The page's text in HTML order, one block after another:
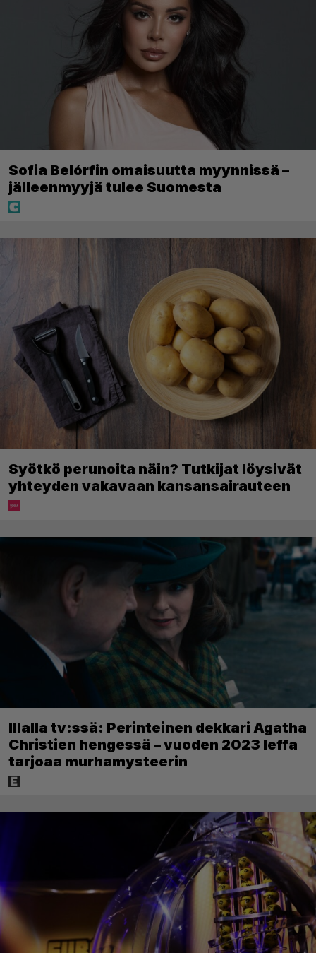
Sofia Belórfin omaisuutta myynnissä –
jälleenmyyjä tulee Suomesta
Syötkö perunoita näin? Tutkijat löysivät
yhteyden vakavaan kansansairauteen
Illalla tv:ssä: Perinteinen dekkari Agatha
Christien hengessä – vuoden 2023 leffa
tarjoaa murhamysteerin